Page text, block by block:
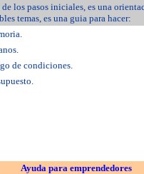
de los pasos iniciales, es una
temas, es una guia para hacer:
de condiciones.
Ayuda para emprendedores